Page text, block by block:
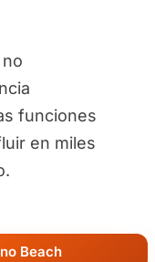
funciones
en miles
Beach